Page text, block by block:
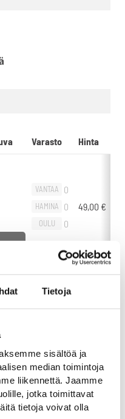
Tietoja
sisältöä ja
median toimintoja
liikennettä. Jaamme
jotka toimittavat
tietoja voivat olla
Varasto Hinta
VANTAA 0
HAMINA 0
OULU 0
49,00 €
VANTAA 0
HAMINA 0 60,00€ -